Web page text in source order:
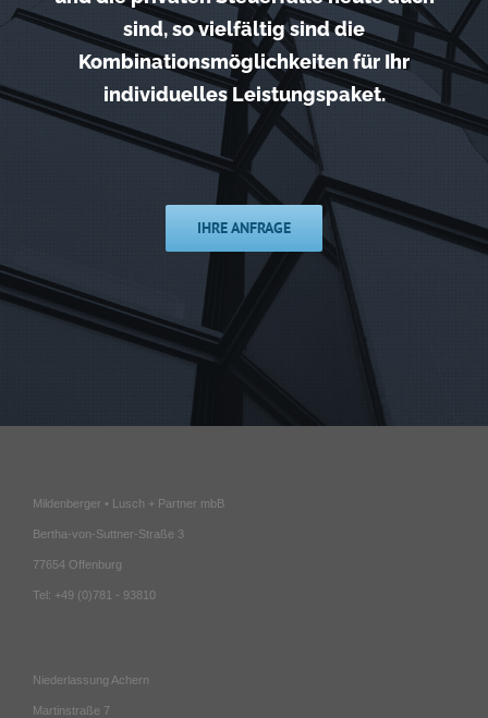
sind, so vielfältig sind die
Kombinationsmöglichkeiten für Ihr
individuelles Leistungspaket.
IHRE ANFRAGE
Mildenberger • Lusch + Partner mbB
Bertha-von-Suttner-Straße 3
77654 Offenburg
Tel: +49 (0)781 - 93810
Niederlassung Achern
Martinstraße 7